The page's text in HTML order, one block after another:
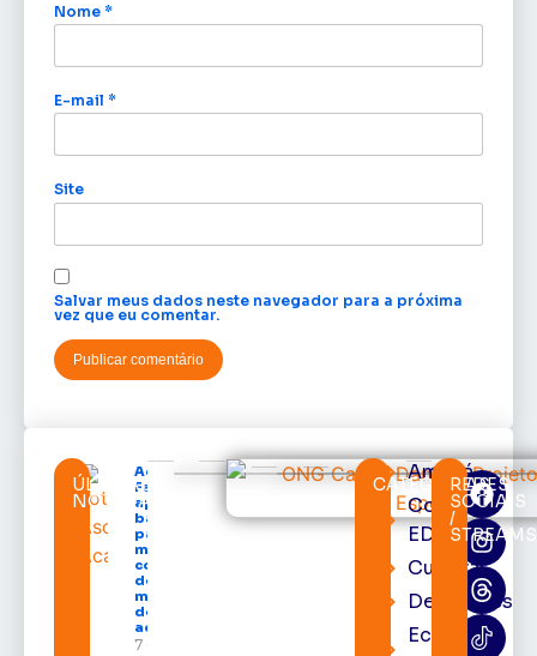
Nome *
E-mail *
Site
Salvar meus dados neste navegador para a próxima
vez que eu comentar.
ÚLTIMAS
NOTÍCIAS
Acácio
Favacho
apresenta
balanço
parcial do
mandato
com mais
de R$ 668
milhões
destinados
ao Amapá
7 de agosto
CATEGORIAS
Amapá
Cortes
EDcast
Cultura
Destaques
Economia
REDES
SOCIAIS
/
STREAMS